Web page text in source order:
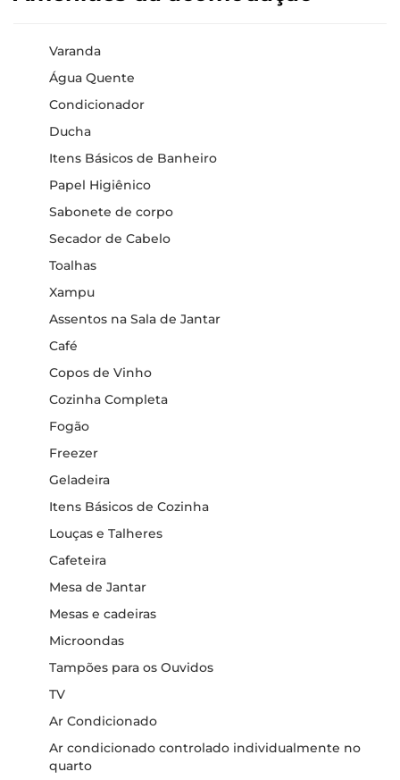
Varanda
Água Quente
Condicionador
Ducha
Itens Básicos de Banheiro
Papel Higiênico
Sabonete de corpo
Secador de Cabelo
Toalhas
Xampu
Assentos na Sala de Jantar
Café
Copos de Vinho
Cozinha Completa
Fogão
Freezer
Geladeira
Itens Básicos de Cozinha
Louças e Talheres
Cafeteira
Mesa de Jantar
Mesas e cadeiras
Microondas
Tampões para os Ouvidos
TV
Ar Condicionado
Ar condicionado controlado individualmente no
quarto